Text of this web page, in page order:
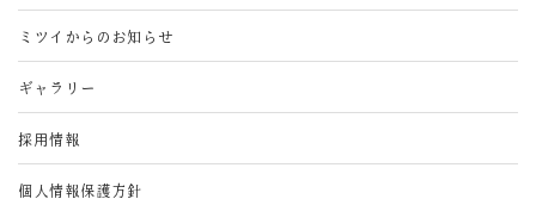
ミツイからのお知らせ
ギャラリー
採用情報
個人情報保護方針